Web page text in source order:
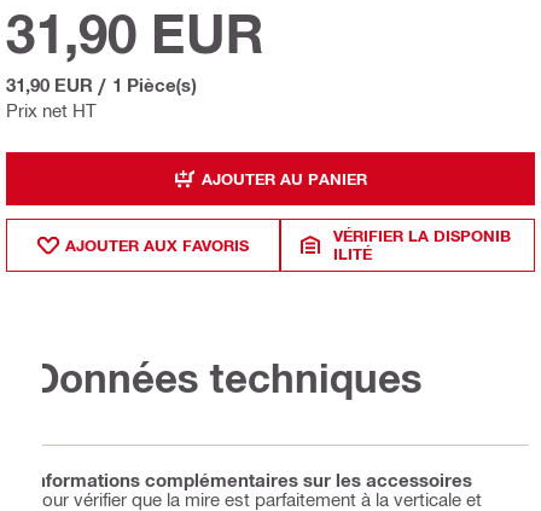
Prix net HT
31,90 EUR
31,90 EUR / 1 Pièce(s)
AJOUTER AU PANIER
AJOUTER AUX FAVORIS
VÉRIFIER LA DISPONIB
ILITÉ
Données techniques
Informations complémentaires sur les accessoires
Pour vérifier que la mire est parfaitement à la verticale et